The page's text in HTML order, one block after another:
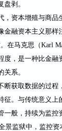
剥。
资本增殖与商
金融资本主义那
在马克思（Karl
，是一种比金
系。
获取数据的过
。与传统意义
般，持续为监控
景监狱中，监控